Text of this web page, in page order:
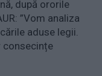
după ororile
”Vom analiza
aduse legii.
consecințe